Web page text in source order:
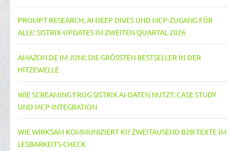
PROMPT RESEARCH, AI DEEP DIVES UND MCP-ZUGANG FÜR
ALLE: SISTRIX-UPDATES IM ZWEITEN QUARTAL 2026
AMAZON.DE IM JUNI: DIE GRÖSSTEN BESTSELLER IN DER H
ITZEWELLE
WIE SCREAMING FROG SISTRIX AI-DATEN NUTZT: CASE STUDY
UND MCP-INTEGRATION
WIE WIRKSAM KOMMUNIZIERT KI? ZWEITAUSEND B2B-TEXTE IM
LESBARKEITS-CHECK